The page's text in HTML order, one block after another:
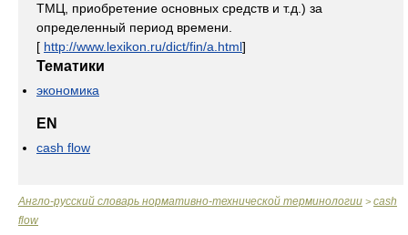
ТМЦ, приобретение основных средств и т.д.) за
определенный период времени.
[ http://www.lexikon.ru/dict/fin/a.html]
Тематики
экономика
EN
cash flow
Англо-русский словарь нормативно-технической терминологии > cash
flow